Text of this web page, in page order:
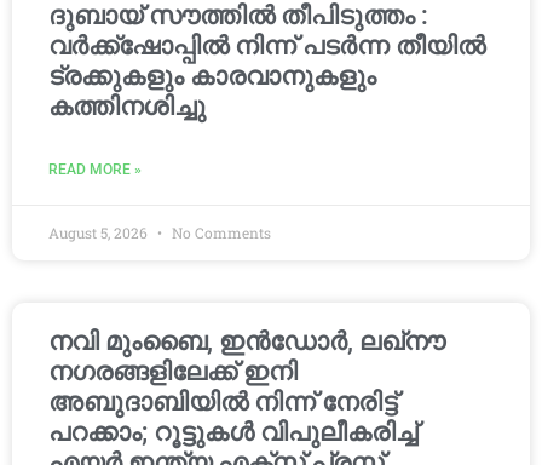
ദുബായ് സൗത്തിൽ തീപിടുത്തം :
വർക്ക്‌ഷോപ്പിൽ നിന്ന് പടർന്ന തീയിൽ
ട്രക്കുകളും കാരവാനുകളും
കത്തിനശിച്ചു
READ MORE »
August 5, 2026 No Comments
നവി മുംബൈ, ഇൻഡോർ, ലഖ്നൗ
നഗരങ്ങളിലേക്ക് ഇനി
അബുദാബിയിൽ നിന്ന് നേരിട്ട്
പറക്കാം; റൂട്ടുകൾ വിപുലീകരിച്ച്